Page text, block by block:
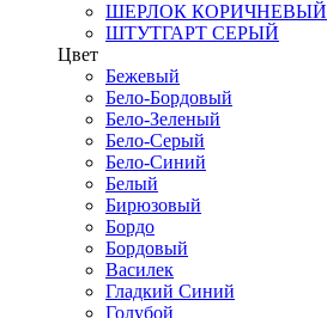
ШЕРЛОК КОРИЧНЕВЫЙ
ШТУТГАРТ СЕРЫЙ
Цвет
Бежевый
Бело-Бордовый
Бело-Зеленый
Бело-Серый
Бело-Синий
Белый
Бирюзовый
Бордо
Бордовый
Василек
Гладкий Синий
Голубой